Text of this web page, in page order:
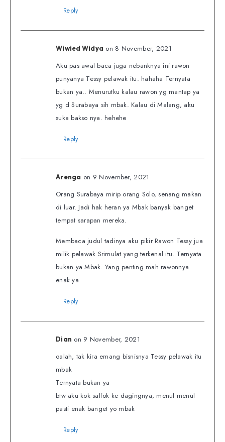
Reply
Wiwied Widya on 8 November, 2021
Aku pas awal baca juga nebanknya ini rawon
punyanya Tessy pelawak itu. hahaha Ternyata
bukan ya.. Menurutku kalau rawon yg mantap ya
yg d Surabaya sih mbak. Kalau di Malang, aku
suka bakso nya. hehehe
Reply
Arenga on 9 November, 2021
Orang Surabaya mirip orang Solo, senang makan
di luar. Jadi hak heran ya Mbak banyak banget
tempat sarapan mereka.
Membaca judul tadinya aku pikir Rawon Tessy jua
milik pelawak Srimulat yang terkenal itu. Ternyata
bukan ya Mbak. Yang penting mah rawonnya
enak ya
Reply
Dian on 9 November, 2021
oalah, tak kira emang bisnisnya Tessy pelawak itu
mbak
Ternyata bukan ya
btw aku kok salfok ke dagingnya, menul menul
pasti enak banget yo mbak
Reply